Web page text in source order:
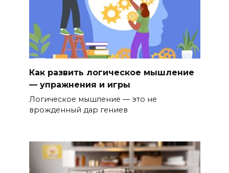
Как развить логическое мышление
— упражнения и игры
Логическое мышление — это не
врожденный дар гениев